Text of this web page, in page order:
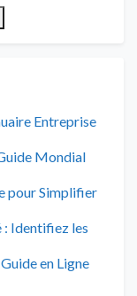
Entreprise
Mondial
pour Simplifier
: Identifiez les
en Ligne